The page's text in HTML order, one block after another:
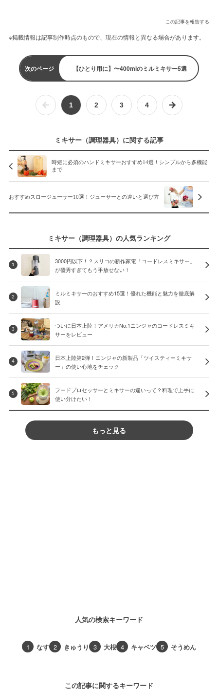
この記事を報告する
※掲載情報は記事制作時点のもので、現在の情報と異なる場合があります。
次のページ 【ひとり用に】〜400mlのミルミキサー5選
1 2 3 4
ミキサー（調理器具）に関する記事
時短に必須のハンドミキサーおすすめ14選！シンプルから多機能
まで
おすすめスロージューサー10選！ジューサーとの違いと選び方
ミキサー（調理器具）の人気ランキング
1
3000円以下！？スリコの新作家電「コードレスミキサー」
が優秀すぎてもう手放せない！
2
ミルミキサーのおすすめ15選！優れた機能と魅力を徹底解
説
3
ついに日本上陸！アメリカNo.1ニンジャのコードレスミキ
サーをレビュー
4
日本上陸第2弾！ニンジャの新製品「ツイスティーミキサ
ー」の使い心地をチェック
5
フードプロセッサーとミキサーの違いって？料理で上手に
使い分けたい！
もっと見る
人気の検索キーワード
1 なす 2 きゅうり 3 大根 4 キャベツ 5 そうめん
この記事に関するキーワード